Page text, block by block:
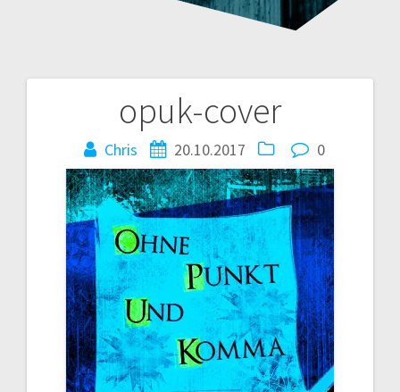
opuk-cover
Chris 20.10.2017 0
Beitragsnavigation